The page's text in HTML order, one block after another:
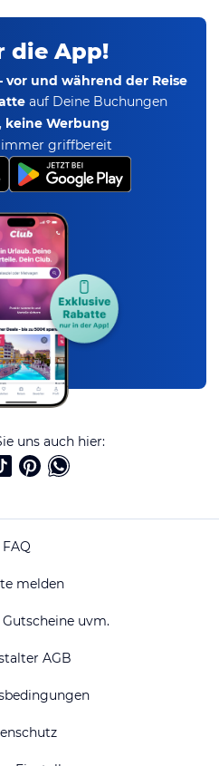
die App!
vor und während der Reise
auf Deine Buchungen
keine Werbung
griffbereit
uns auch hier:
FAQ
melden
uvm.
AGB